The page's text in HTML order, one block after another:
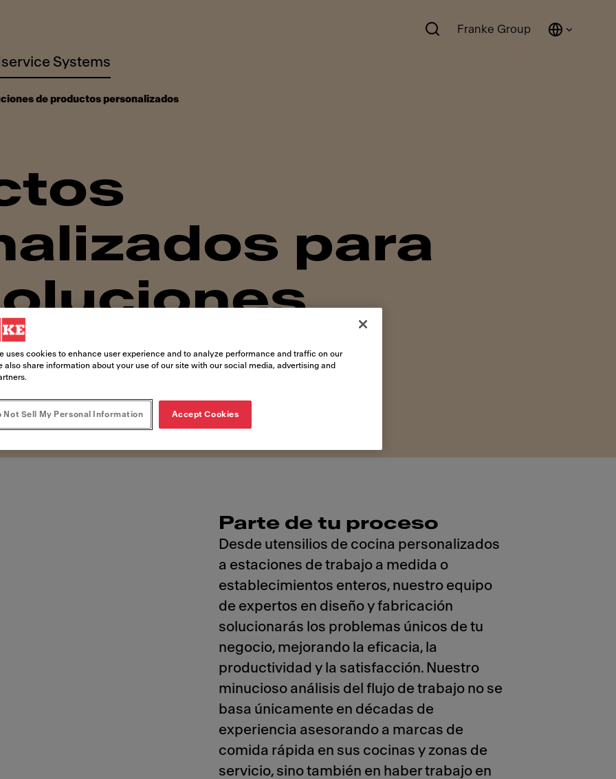
Systems
Franke Group
de productos personalizados
para
unas operaciones optimizadas
Parte de tu proceso
Desde utensilios de cocina personalizados
a estaciones de trabajo a medida o
establecimientos enteros, nuestro equipo
de expertos en diseño y fabricación
solucionarás los problemas únicos de tu
negocio, mejorando la eficacia, la
productividad y la satisfacción. Nuestro
minucioso análisis del flujo de trabajo no se
basa únicamente en décadas de
experiencia asesorando a marcas de
comida rápida en sus cocinas y zonas de
servicio, sino también en haber trabajo en
uses cookies to enhance user experience and to analyze performance and traffic on our
also share information about your use of our site with our social media, advertising and
Not Sell My Personal Information Accept Cookies